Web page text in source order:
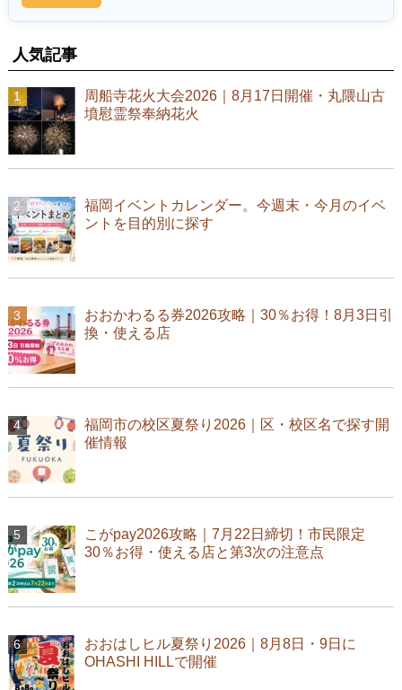
人気記事
周船寺花火大会2026｜8月17日開催・丸隈山古
墳慰霊祭奉納花火
福岡イベントカレンダー。今週末・今月のイベ
ントを目的別に探す
おおかわるる券2026攻略｜30％お得！8月3日引
換・使える店
福岡市の校区夏祭り2026｜区・校区名で探す開
催情報
こがpay2026攻略｜7月22日締切！市民限定
30％お得・使える店と第3次の注意点
おおはしヒル夏祭り2026｜8月8日・9日に
OHASHI HILLで開催